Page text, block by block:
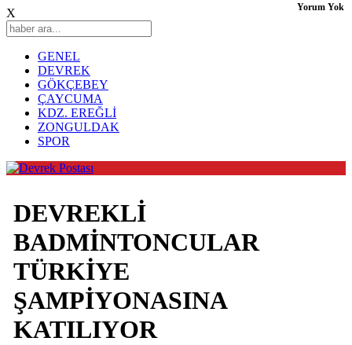
X
GENEL
DEVREK
GÖKÇEBEY
ÇAYCUMA
KDZ. EREĞLİ
ZONGULDAK
SPOR
DEVREKLİ
BADMİNTONCULAR
TÜRKİYE
ŞAMPİYONASINA
KATILIYOR
Yorum Yok